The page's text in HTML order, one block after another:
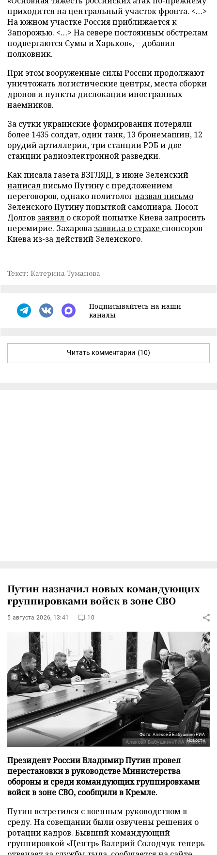
приходится на центральный участок фронта. <…>
На южном участке Россия приближается к
Запорожью. <…> На севере постоянным обстрелам
подвергаются Сумы и Харьков», – добавил
полковник.
При этом вооруженные силы России продолжают
уничтожать логистические центры, места сборки
дронов и пункты дислокации иностранных
наемников.
За сутки украинские формирования потеряли
более 1435 солдат, один танк, 13 бронемашин, 12
орудий артиллерии, три станции РЭБ и две
станции радиоэлектронной разведки.
Как писала газета ВЗГЛЯД, в июне Зеленский
написалписьмо Путину с предложением
переговоров, однако политолог назвал письмо
Зеленского Путину попыткой самопиара. Посол
Долгов заявил о скорой попытке Киева запросить
перемирие. Захарова заявила о страхе спонсоров
Киева из-за действий Зеленского.
Текст: Катерина Туманова
Подписывайтесь на наши
каналы
Читать комментарии (10)
Путин назначил новых командующих
группировками войск в зоне СВО
5 августа 2026, 13:41 10
Фото: Алексей Бабушкин/РИА
Новости
Президент России Владимир Путин провел
перестановки в руководстве Министерства
обороны и среди командующих группировками
войск в зоне СВО, сообщили в Кремле.
Путин встретился с военным руководством в
среду. На совещании были озвучены решения о
ротации кадров. Бывший командующий
группировкой «Центр» Валерий Солодчук теперь